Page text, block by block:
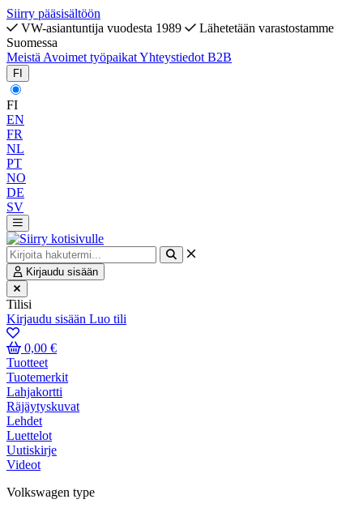
Siirry pääsisältöön
VW-asiantuntija vuodesta 1989
Lähetetään varastostamme
Suomessa
Meistä Avoimet työpaikatYhteystiedot B2B
FI
FI
EN
FR
NL
PT
NO
DE
SV
Kirjaudu sisään
Tilisi
Kirjaudu sisään Luo tili
0,00 €
Tuotteet
Tuotemerkit
Lahjakortti
Räjäytyskuvat
Lehdet
Luettelot
Uutiskirje
Videot
Volkswagen type